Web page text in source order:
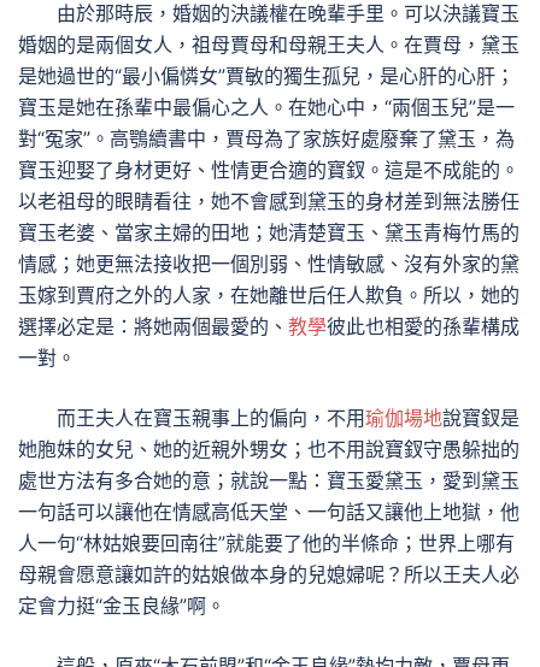
由於那時辰，婚姻的決議權在晚輩手里。可以決議寶玉
婚姻的是兩個女人，祖母賈母和母親王夫人。在賈母，黛玉
是她過世的“最小偏憐女”賈敏的獨生孤兒，是心肝的心肝；
寶玉是她在孫輩中最偏心之人。在她心中，“兩個玉兒”是一
對“冤家”。高鶚續書中，賈母為了家族好處廢棄了黛玉，為
寶玉迎娶了身材更好、性情更合適的寶釵。這是不成能的。
以老祖母的眼睛看往，她不會感到黛玉的身材差到無法勝任
寶玉老婆、當家主婦的田地；她清楚寶玉、黛玉青梅竹馬的
情感；她更無法接收把一個別弱、性情敏感、沒有外家的黛
玉嫁到賈府之外的人家，在她離世后任人欺負。所以，她的
選擇必定是：將她兩個最愛的、 教學彼此也相愛的孫輩構成
一對。
而王夫人在寶玉親事上的偏向，不用瑜伽場地說寶釵是
她胞妹的女兒、她的近親外甥女；也不用說寶釵守愚躲拙的
處世方法有多合她的意；就說一點：寶玉愛黛玉，愛到黛玉
一句話可以讓他在情感高低天堂、一句話又讓他上地獄，他
人一句“林姑娘要回南往”就能要了他的半條命；世界上哪有
母親會愿意讓如許的姑娘做本身的兒媳婦呢？所以王夫人必
定會力挺“金玉良緣”啊。